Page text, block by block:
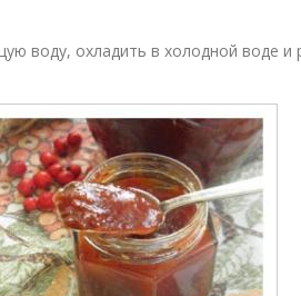
воду, охладить в холодной воде и